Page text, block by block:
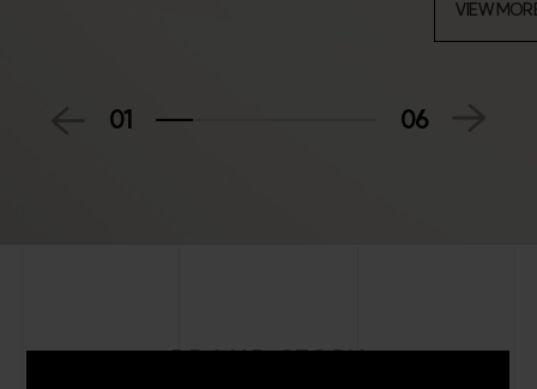
VIEW
01 06
BRAND STORY